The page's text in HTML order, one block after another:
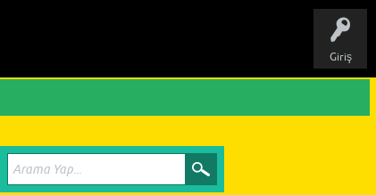
Giriş